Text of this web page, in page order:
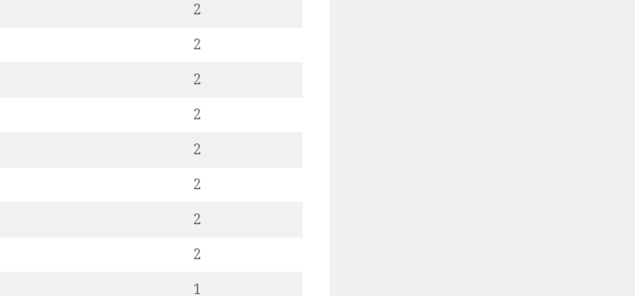
2
2
2
2
2
2
2
2
1